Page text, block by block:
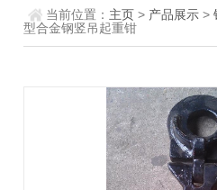
当前位置： 主页 > 产品展示 >
型合金钢竖吊起重钳